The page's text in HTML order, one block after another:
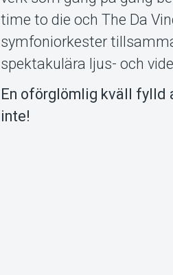
time to die och The Da
symfoniorkester
spektakulära ljus- och
En oförglömlig kväll fylld
inte!